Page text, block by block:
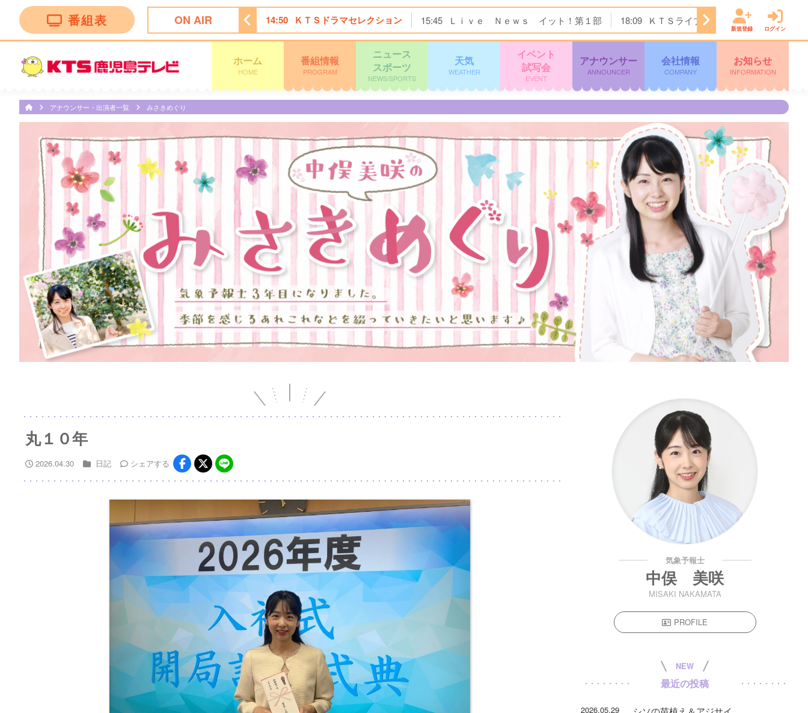
番組表 ON AIR
13:50 テレビショッピング テレビショッピング 14:50 ＫＴＳドラマセレクション 15:45 Ｌｉｖｅ Ｎｅｗｓ イット！第１部 18:09 ＫＴＳライブニュース 19:00
新規登録 ログイン
ホーム
HOME
番組情報
PROGRAM
ニュース
スポーツ
NEWS/SPORTS
天気
WEATHER
イベント
試写会
EVENT
アナウンサー
ANNOUNCER
会社情報
COMPANY
お知らせ
INFORMATION
アナウンサー・出演者一覧 みさきめぐり
丸１０年
2026.04.30 日記 シェアする
気象予報士
中俣 美咲
MISAKI NAKAMATA
PROFILE
NEW
最近の投稿
2026.05.29